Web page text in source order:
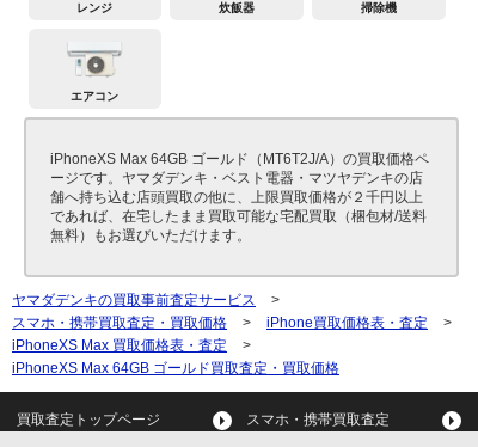
レンジ 炊飯器 掃除機
エアコン
iPhoneXS Max 64GB ゴールド（MT6T2J/A）の買取価格ペ
ージです。ヤマダデンキ・ベスト電器・マツヤデンキの店
舗へ持ち込む店頭買取の他に、上限買取価格が２千円以上
であれば、在宅したまま買取可能な宅配買取（梱包材/送料
無料）もお選びいただけます。
ヤマダデンキの買取事前査定サービス
>
スマホ・携帯買取査定・買取価格
> iPhone買取価格表・査定
>
iPhoneXS Max 買取価格表・査定
>
iPhoneXS Max 64GB ゴールド買取査定・買取価格
買取査定トップページ スマホ・携帯買取査定